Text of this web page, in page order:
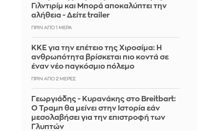
Γιλντιρίμ και Μπορά αποκαλύπτει την
αλήθεια - Δείτε trailer
ΠΡΙΝ ΑΠΌ 1 ΜΈΡΑ
ΚΚΕ για την επέτειο της Χιροσίμα: Η
ανθρωπότητα βρίσκεται πιο κοντά σε
έναν νέο παγκόσμιο πόλεμο
ΠΡΙΝ ΑΠΌ 2 ΜΈΡΕΣ
Γεωργιάδης - Κυρανάκης στο Breitbart:
Ο Τραμπ θα μείνει στην Ιστορία εάν
μεσολαβήσει για την επιστροφή των
Γλυπτών